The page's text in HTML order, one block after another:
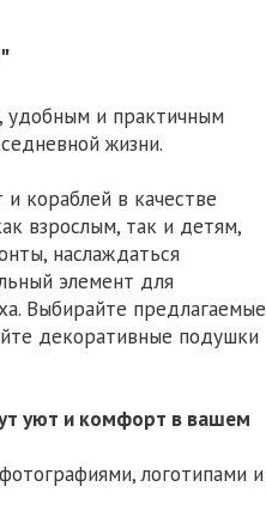
удобным и практичным
жизни.
кораблей в качестве
взрослым, так и детям,
наслаждаться
элемент для
Выбирайте предлагаемые
декоративные подушки
уют и комфорт в вашем
логотипами и